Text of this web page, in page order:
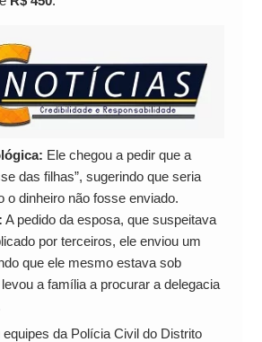
Ele chegou a pedir que a
das filhas”, sugerindo que seria
o dinheiro não fosse enviado.
A pedido da esposa, que suspeitava
por terceiros, ele enviou um
que ele mesmo estava sob
a família a procurar a delegacia
da Polícia Civil do Distrito